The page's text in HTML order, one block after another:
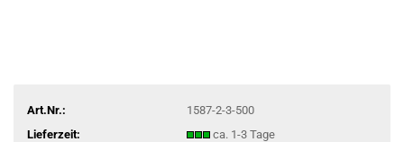
Art.Nr.:
1587-2-3-500
Lieferzeit:
ca. 1-3 Tage